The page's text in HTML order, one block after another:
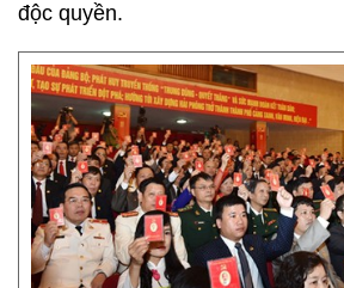
độc quyền.